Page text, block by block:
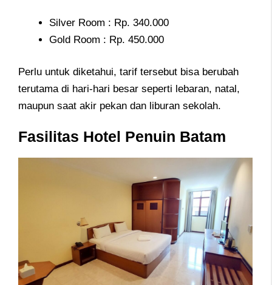
Silver Room : Rp. 340.000
Gold Room : Rp. 450.000
Perlu untuk diketahui, tarif tersebut bisa berubah
terutama di hari-hari besar seperti lebaran, natal,
maupun saat akir pekan dan liburan sekolah.
Fasilitas Hotel Penuin Batam